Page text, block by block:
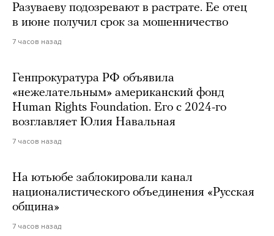
Разуваеву подозревают в растрате. Ее отец
в июне получил срок за мошенничество
7 часов назад
Генпрокуратура РФ объявила
«нежелательным» американский фонд
Human Rights Foundation. Его с 2024-го
возглавляет Юлия Навальная
7 часов назад
На ютьюбе заблокировали канал
националистического объединения «Русская
община»
7 часов назад